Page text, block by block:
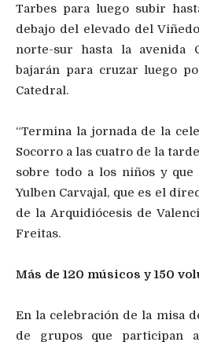
Tarbes para luego subir
debajo del elevado del
norte-sur hasta la avenida
bajarán para cruzar luego
Catedral.
“Termina la jornada de la
Socorro a las cuatro de la
sobre todo a los niños y
Yulben Carvajal, que es el
de la Arquidiócesis de
Freitas.
Más de 120 músicos y 150
En la celebración de la misa
de grupos que participan